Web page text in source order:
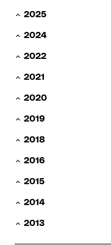
2025
2024
2022
2021
2020
2019
2018
2016
2015
2014
2013